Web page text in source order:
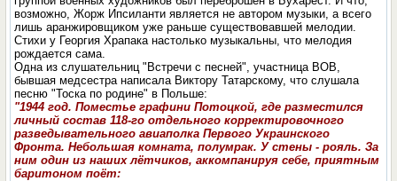
возможно, Жорж Ипсиланти является не автором музыки, а всего
лишь аранжировщиком уже раньше существовавшей мелодии.
Стихи у Георгия Храпака настолько музыкальны, что мелодия
рождается сама.
Одна из слушательниц "Встречи с песней", участница ВОВ,
бывшая медсестра написала Виктору Татарскому, что слушала
песню "Тоска по родине" в Польше:
"1944 год. Поместье графини Потоцкой, где разместился
личный состав 118-го отдельного корректировочного
разведывательного авиaполка Первого Украинского
Фронта. Небольшая комната, полумрак. У стены - рояль. За
ним один из наших лётчиков, аккомпанируя себе, приятным
баритоном поёт: